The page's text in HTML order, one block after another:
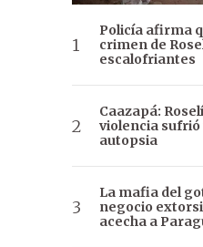
Policía afirma
crimen de
escalofriantes
Caazapá:
violencia sufrió
autopsia
La mafia del
negocio
acecha a